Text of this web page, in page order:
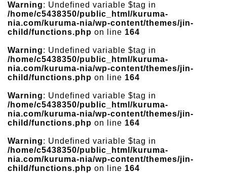
Warning: Undefined variable $tag in
/home/c5438350/public_html/kuruma-
nia.com/kuruma-nia/wp-content/themes/jin-
child/functions.php on line 164
Warning: Undefined variable $tag in
/home/c5438350/public_html/kuruma-
nia.com/kuruma-nia/wp-content/themes/jin-
child/functions.php on line 164
Warning: Undefined variable $tag in
/home/c5438350/public_html/kuruma-
nia.com/kuruma-nia/wp-content/themes/jin-
child/functions.php on line 164
Warning: Undefined variable $tag in
/home/c5438350/public_html/kuruma-
nia.com/kuruma-nia/wp-content/themes/jin-
child/functions.php on line 164